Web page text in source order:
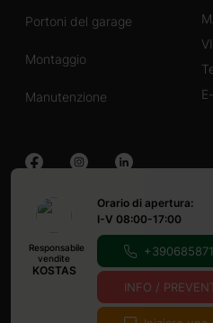
Portoni del garage
Montaggio
Manutenzione
Case in legno
60-80 mq Con
Casette in legno
20-mq 20-30 mq
Con veranda
Responsabile
vendite
KOSTAS
Orario di apertura:
I-V 08:00-17:00
INFO /